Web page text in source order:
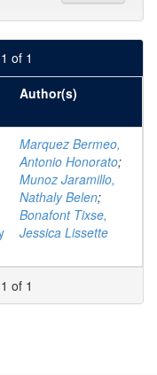
of 1
Author(s)
Marquez Bermeo,
Antonio Honorato;
Munoz Jaramillo,
Nathaly Belen;
Bonafont Tixse,
Jessica Lissette
of 1